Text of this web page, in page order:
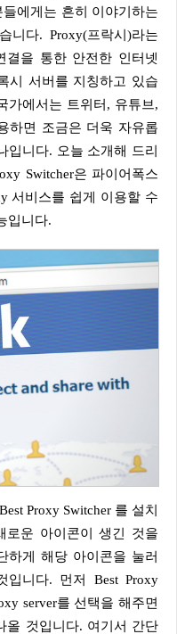
에게는 흔히 이야기하는
니다. Proxy(프락시)라는
결을 통한 안전한 인터넷
시 서버를 지칭하고 있습
가에서는 트위터, 유튜브,
하면 조금은 더욱 자유롭
입니다. 오늘 소개해 드리
Switcher은 파이어폭스
서비스를 쉽게 이용할 수
입니다.
로운 아이콘이 생긴 것을
하게 해당 아이콘을 눌러
니다. 먼저 Best Proxy
server를 선택을 해주면
올 것입니다. 여기서 간단